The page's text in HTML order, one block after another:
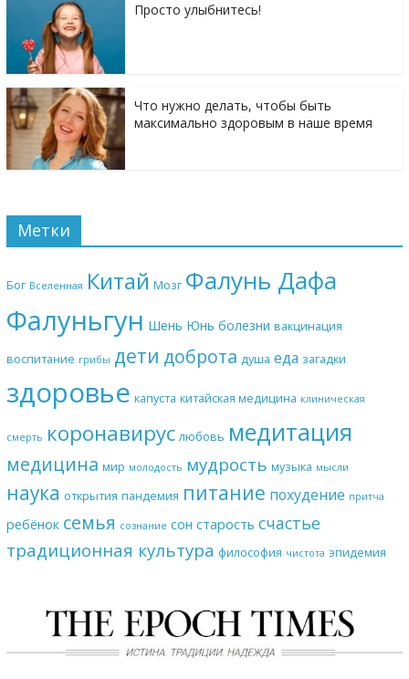
Просто улыбнитесь!
Что нужно делать, чтобы быть
максимально здоровым в наше время
Метки
Бог Вселенная Китай Мозг Фалунь Дафа
Фалуньгун Шень Юнь болезни вакцинация
воспитание грибы дети доброта душа еда загадки
здоровье капуста китайская медицина клиническая
смерть коронавирус любовь медитация
медицина мир молодость мудрость музыка мысли
наука открытия пандемия питание похудение притча
ребёнок семья сознание сон старость счастье
традиционная культура философия чистота эпидемия